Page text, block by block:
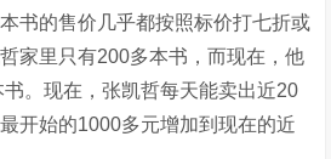
书的售价几乎都按照标价打七折或
家里只有200多本书，而现在，他
。现在，张凯哲每天能卖出近20
开始的1000多元增加到现在的近